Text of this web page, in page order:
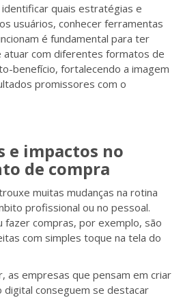
quais estratégias e
usuários, conhecer ferramentas
é fundamental para ter
com diferentes formatos de
benefício, fortalecendo a imagem
promissores com o
e impactos no
de compra
muitas mudanças na rotina
profissional ou no pessoal.
fazer compras, por exemplo, são
com simples toque na tela do
as empresas que pensam em criar
conseguem se destacar